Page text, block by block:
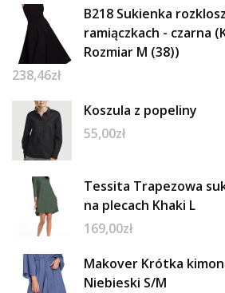
B218 Sukienka
ramiączkach - czarna
Rozmiar M (38))
238,46zł
Koszula z popeliny
55,00zł
Tessita Trapezowa
na plecach Khaki L
169,00zł
Makover Krótka
Niebieski S/M